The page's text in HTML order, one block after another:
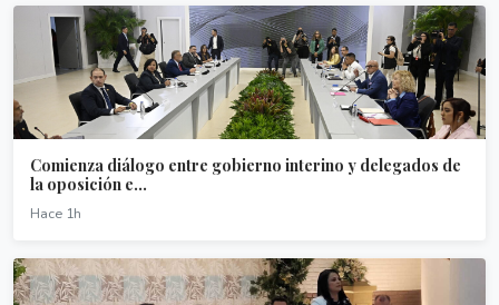
Comienza diálogo entre gobierno interino y delegados de
la oposición e...
Hace 1h